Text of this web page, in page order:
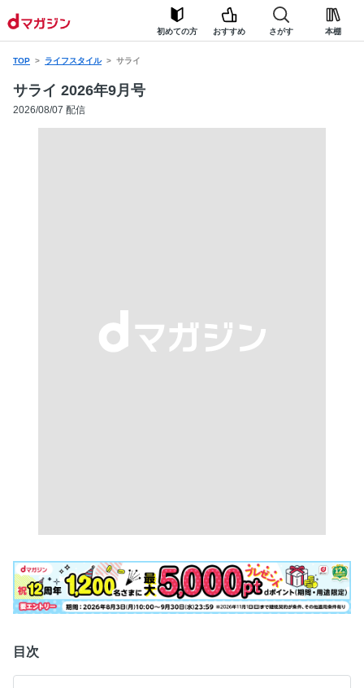
初めての方 おすすめ さがす 本棚
TOP ライフスタイル サライ
サライ 2026年9月号
2026/08/07 配信
目次